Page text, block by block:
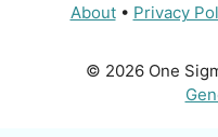
About• Privacy
© 2026 One